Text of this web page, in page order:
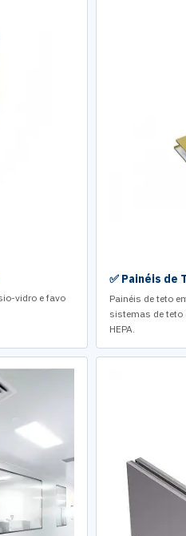
vidro e favo
✅ Painéis de
Painéis de teto
sistemas de teto
HEPA.